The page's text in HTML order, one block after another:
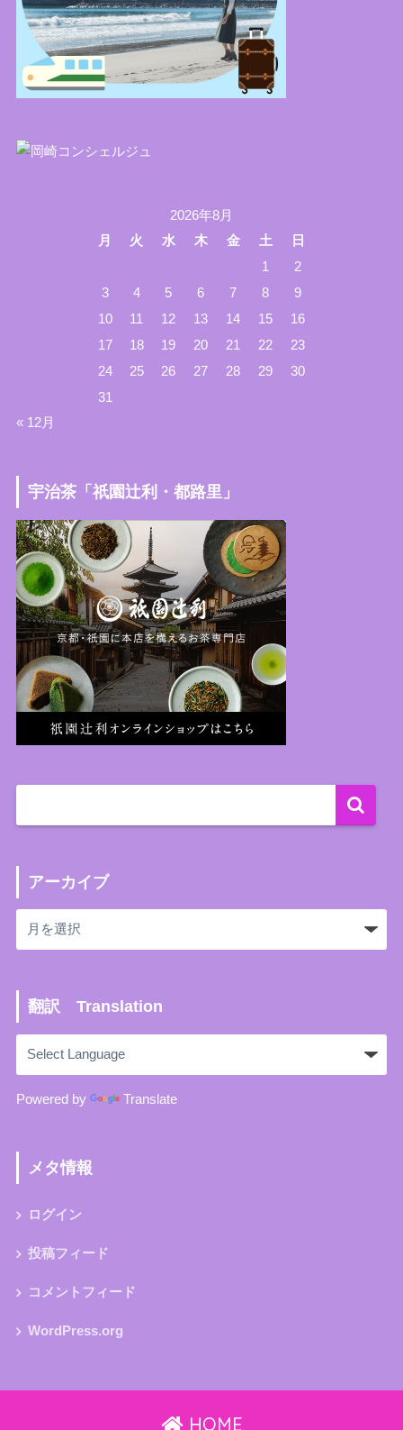
2026年8月
月
火 水 木 金 土
日
1
2
3
4 5 6 7 8
9
10
11 12 13 14 15
16
17
18 19 20 21 22
23
24
25 26 27 28 29
30
31
« 12月
宇治茶「祇園辻利・都路里」
アーカイブ
翻訳 Translation
Powered by Translate
メタ情報
ログイン
投稿フィード
コメントフィード
WordPress.org
HOME